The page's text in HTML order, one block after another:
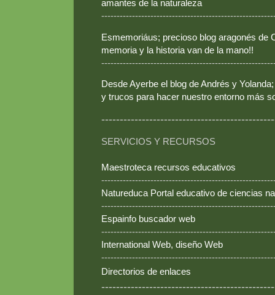
amantes de la naturaleza
Esmemoriáus; precioso blog aragonés de
memoria y la historia van de la mano!!
Desde Ayerbe el blog de Andrés y
y trucos para hacer nuestro entorno más
SERVICIOS Y RECURSOS
Maestroteca recursos educativos
Natureduca Portal educativo de ciencias
Espainfo buscador web
International Web, diseño Web
Directorios de enlaces